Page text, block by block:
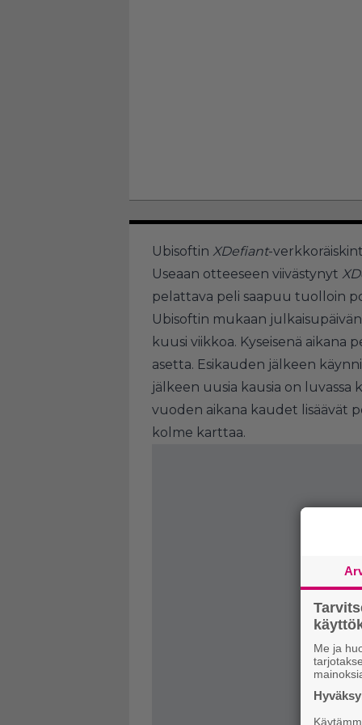
Ubisoftin XDefiant-
Useaan otteeseen viivästynyt
pelattava peli saapuu tuolloin
Ubisoftin mukaan
kuusi viikkoa. Kyseisenä aikana
asetta. Esikauden jälkeen
jälkeen uusia kausia on
vuoden aikana kaudet lisäävät
kolme karttaa.
Me ja